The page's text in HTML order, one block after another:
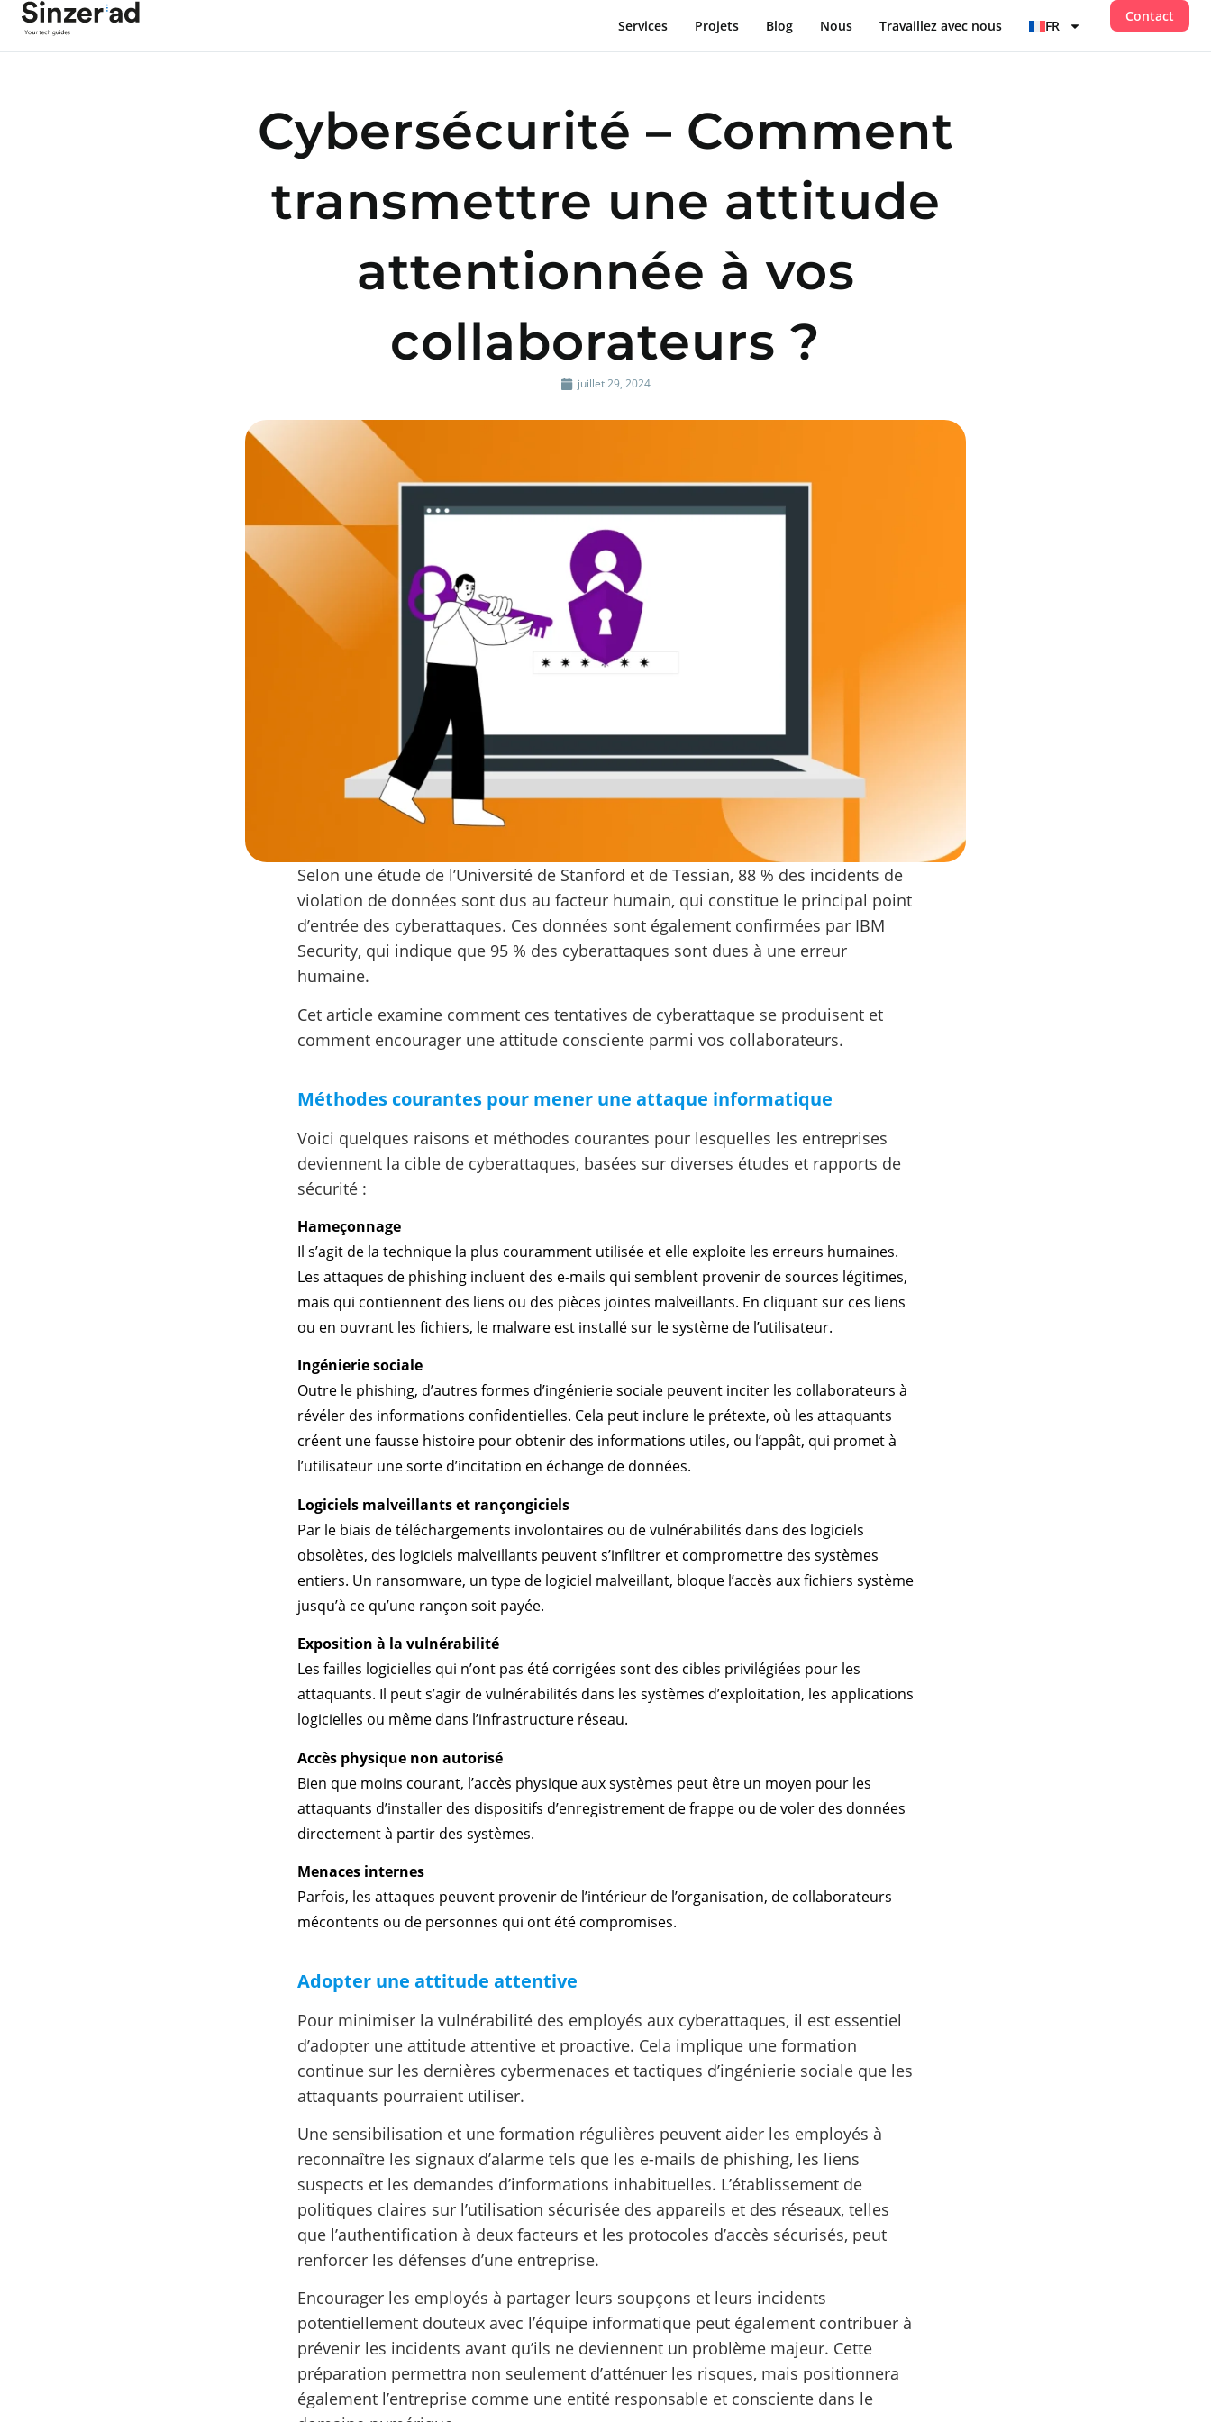
Services Projets Blog Nous Travaillez avec nous FR
Contact
Cybersécurité – Comment
transmettre une attitude
attentionnée à vos
collaborateurs ?
juillet 29, 2024
Selon une étude de l’Université de Stanford et de Tessian, 88 % des incidents de
violation de données sont dus au facteur humain, qui constitue le principal point
d’entrée des cyberattaques. Ces données sont également confirmées par IBM
Security, qui indique que 95 % des cyberattaques sont dues à une erreur
humaine.
Cet article examine comment ces tentatives de cyberattaque se produisent et
comment encourager une attitude consciente parmi vos collaborateurs.
Méthodes courantes pour mener une attaque informatique
Voici quelques raisons et méthodes courantes pour lesquelles les entreprises
deviennent la cible de cyberattaques, basées sur diverses études et rapports de
sécurité :
Hameçonnage
Il s’agit de la technique la plus couramment utilisée et elle exploite les erreurs humaines.
Les attaques de phishing incluent des e-mails qui semblent provenir de sources légitimes,
mais qui contiennent des liens ou des pièces jointes malveillants. En cliquant sur ces liens
ou en ouvrant les fichiers, le malware est installé sur le système de l’utilisateur.
Ingénierie sociale
Outre le phishing, d’autres formes d’ingénierie sociale peuvent inciter les collaborateurs à
révéler des informations confidentielles. Cela peut inclure le prétexte, où les attaquants
créent une fausse histoire pour obtenir des informations utiles, ou l’appât, qui promet à
l’utilisateur une sorte d’incitation en échange de données.
Logiciels malveillants et rançongiciels
Par le biais de téléchargements involontaires ou de vulnérabilités dans des logiciels
obsolètes, des logiciels malveillants peuvent s’infiltrer et compromettre des systèmes
entiers. Un ransomware, un type de logiciel malveillant, bloque l’accès aux fichiers système
jusqu’à ce qu’une rançon soit payée.
Exposition à la vulnérabilité
Les failles logicielles qui n’ont pas été corrigées sont des cibles privilégiées pour les
attaquants. Il peut s’agir de vulnérabilités dans les systèmes d’exploitation, les applications
logicielles ou même dans l’infrastructure réseau.
Accès physique non autorisé
Bien que moins courant, l’accès physique aux systèmes peut être un moyen pour les
attaquants d’installer des dispositifs d’enregistrement de frappe ou de voler des données
directement à partir des systèmes.
Menaces internes
Parfois, les attaques peuvent provenir de l’intérieur de l’organisation, de collaborateurs
mécontents ou de personnes qui ont été compromises.
Adopter une attitude attentive
Pour minimiser la vulnérabilité des employés aux cyberattaques, il est essentiel
d’adopter une attitude attentive et proactive. Cela implique une formation
continue sur les dernières cybermenaces et tactiques d’ingénierie sociale que les
attaquants pourraient utiliser.
Une sensibilisation et une formation régulières peuvent aider les employés à
reconnaître les signaux d’alarme tels que les e-mails de phishing, les liens
suspects et les demandes d’informations inhabituelles. L’établissement de
politiques claires sur l’utilisation sécurisée des appareils et des réseaux, telles
que l’authentification à deux facteurs et les protocoles d’accès sécurisés, peut
renforcer les défenses d’une entreprise.
Encourager les employés à partager leurs soupçons et leurs incidents
potentiellement douteux avec l’équipe informatique peut également contribuer à
prévenir les incidents avant qu’ils ne deviennent un problème majeur. Cette
préparation permettra non seulement d’atténuer les risques, mais positionnera
également l’entreprise comme une entité responsable et consciente dans le